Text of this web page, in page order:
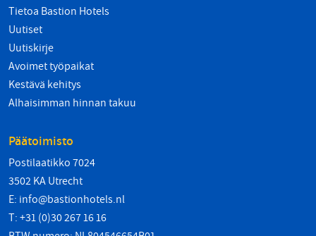
Tietoa Bastion Hotels
Uutiset
Uutiskirje
Avoimet työpaikat
Kestävä kehitys
Alhaisimman hinnan takuu
Päätoimisto
Postilaatikko 7024
3502 KA Utrecht
E: info@bastionhotels.nl
T: +31 (0)30 267 16 16